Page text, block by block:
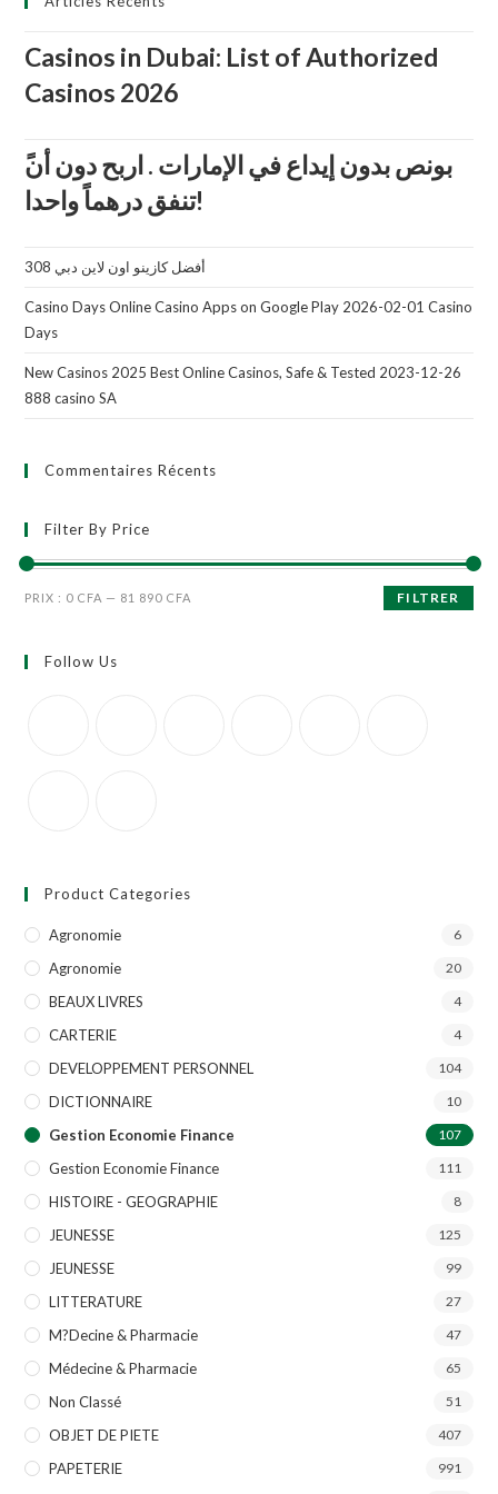
Casinos in Dubai: List of Authorized
Casinos 2026
تنفق درهماً واحدا!
أفضل كازينو اون لاين دبي 308
Casino Days Online Casino Apps on Google Play 2026-02-01 Casino
Days
New Casinos 2025 Best Online Casinos, Safe & Tested 2023-12-26
888 casino SA
Commentaires Récents
Filter By Price
FILTRER
PRIX : 0 CFA — 81 890 CFA
Follow Us
Product Categories
Agronomie 6
Agronomie 20
BEAUX LIVRES 4
CARTERIE 4
DEVELOPPEMENT PERSONNEL 104
DICTIONNAIRE 10
Gestion Economie Finance 107
Gestion Economie Finance 111
HISTOIRE - GEOGRAPHIE 8
JEUNESSE 125
JEUNESSE 99
LITTERATURE 27
M?decine & Pharmacie 47
Médecine & Pharmacie 65
Non Classé 51
OBJET DE PIETE 407
PAPETERIE 991